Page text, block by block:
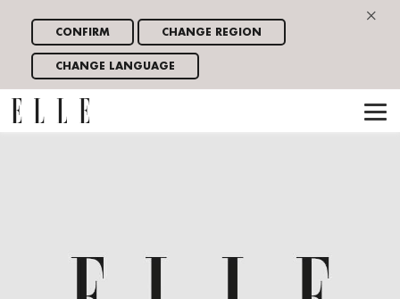
×
CONFIRM CHANGE REGION
CHANGE LANGUAGE